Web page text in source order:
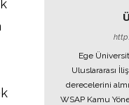
Ege
Uluslararası
derecelerini
WSAP Kamu